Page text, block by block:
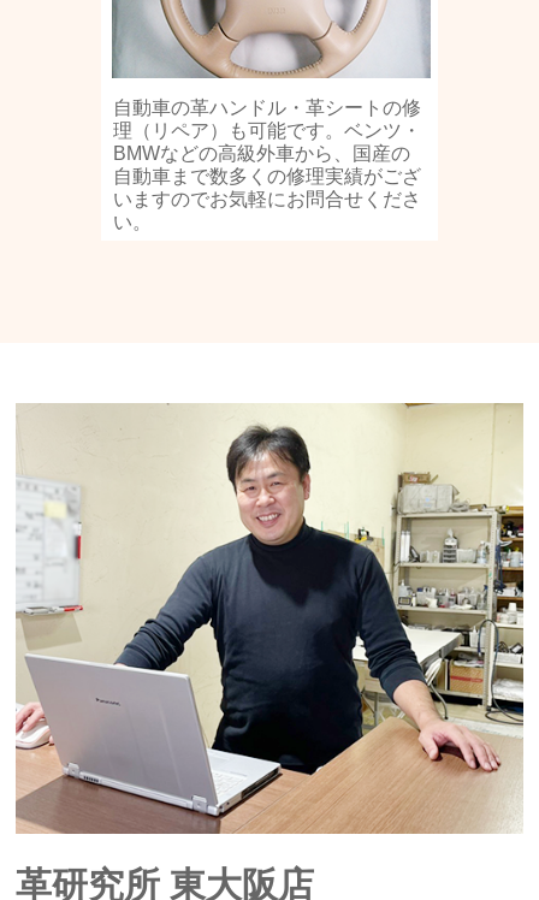
自動車の革ハンドル・革シートの修
理（リペア）も可能です。ベンツ・
BMWなどの高級外車から、国産の
自動車まで数多くの修理実績がござ
いますのでお気軽にお問合せくださ
い。
革研究所 東大阪店